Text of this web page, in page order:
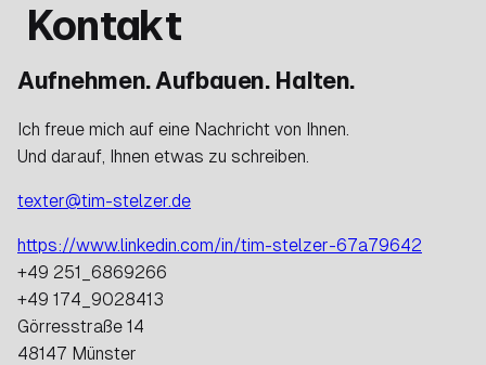
Kontakt
Aufnehmen. Aufbauen. Halten.
Ich freue mich auf eine Nachricht von Ihnen.
Und darauf, Ihnen etwas zu schreiben.
texter@tim-stelzer.de
https://www.linkedin.com/in/tim-stelzer-67a79642
+49 251_6869266
+49 174_9028413
Görresstraße 14
48147 Münster